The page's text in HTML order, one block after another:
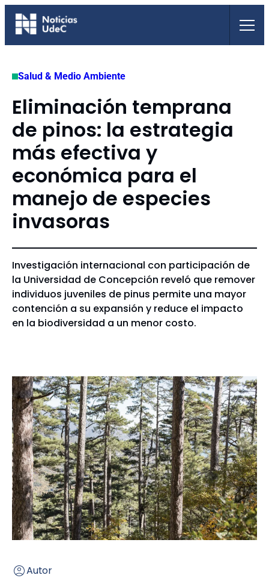
Saltar
Salud & Medio Ambiente
Eliminación temprana
de pinos: la estrategia
más efectiva y
económica para el
manejo de especies
invasoras
Investigación internacional con participación de
la Universidad de Concepción reveló que remover
individuos juveniles de pinus permite una mayor
contención a su expansión y reduce el impacto
en la biodiversidad a un menor costo.
Autor